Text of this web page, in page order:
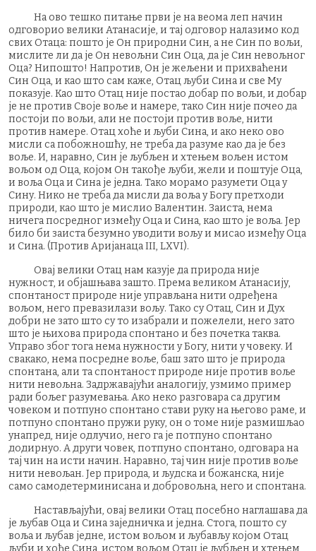
На ово тешко питање први је на веома леп начин
одговорио велики Атанасије, и тај одговор налазимо код
свих Отаца: пошто је Он природни Син, а не Син по вољи,
мислите ли да је Он невољни Син Оца, да је Син невољног
Оца? Нипошто! Напротив, Он је жељени и прихваћени
Син Оца, и као што сам каже, Отац љуби Сина и све Му
показује. Као што Отац није постао добар по вољи, и добар
је не против Своје воље и намере, тако Син није почео да
постоји по вољи, али не постоји против воље, нити
против намере. Отац хоће и љуби Сина, и ако неко ово
мисли са побожношћу, не треба да разуме као да је без
воље. И, наравно, Син је љубљен и хтењем вољен истом
вољом од Оца, којом Он такође љуби, жели и поштује Оца,
и воља Оца и Сина је једна. Тако морамо разумети Оца у
Сину. Нико не треба да мисли да воља у Богу претходи
природи, као што је мислио Валентин. Заиста, нема
ничега посредног између Оца и Сина, као што је воља. Јер
било би заиста безумно уводити вољу и мисао између Оца
и Сина. (Против Аријанаца III, LXVI).
Овај велики Отац нам казује да природа није
нужност, и објашњава зашто. Према великом Атанасију,
спонтаност природе није управљана нити одређена
вољом, него превазилази вољу. Тако су Отац, Син и Дух
добри не зато што су то изабрали и пожелели, него зато
што је њихова природа спонтано и без почетка таква.
Управо због тога нема нужности у Богу, нити у човеку. И
свакако, нема посредне воље, баш зато што је природа
спонтана, али та спонтаност природе није против воље
нити невољна. Задржавајући аналогију, узмимо пример
ради бољег разумевања. Ако неко разговара са другим
човеком и потпуно спонтано стави руку на његово раме, и
потпуно спонтано пружи руку, он о томе није размишљао
унапред, није одлучио, него га је потпуно спонтано
додирнуо. А други човек, потпуно спонтано, одговара на
тај чин на исти начин. Наравно, тај чин није против воље
нити невољан. Јер природа, и људска и божанска, није
само самодетерминисана и добровољна, него и спонтана.
Настављајући, овај велики Отац посебно наглашава да
је љубав Оца и Сина заједничка и једна. Стога, пошто су
воља и љубав једне, истом вољом и љубављу којом Отац
љуби и хоће Сина, истом вољом Отац је љубљен и хтењем